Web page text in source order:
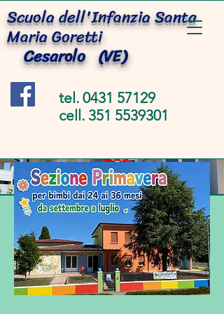
Scuola dell'Infanzia Santa
Maria Goretti
Cesarolo (VE)
tel. 0431 57129
cell. 351 5539301